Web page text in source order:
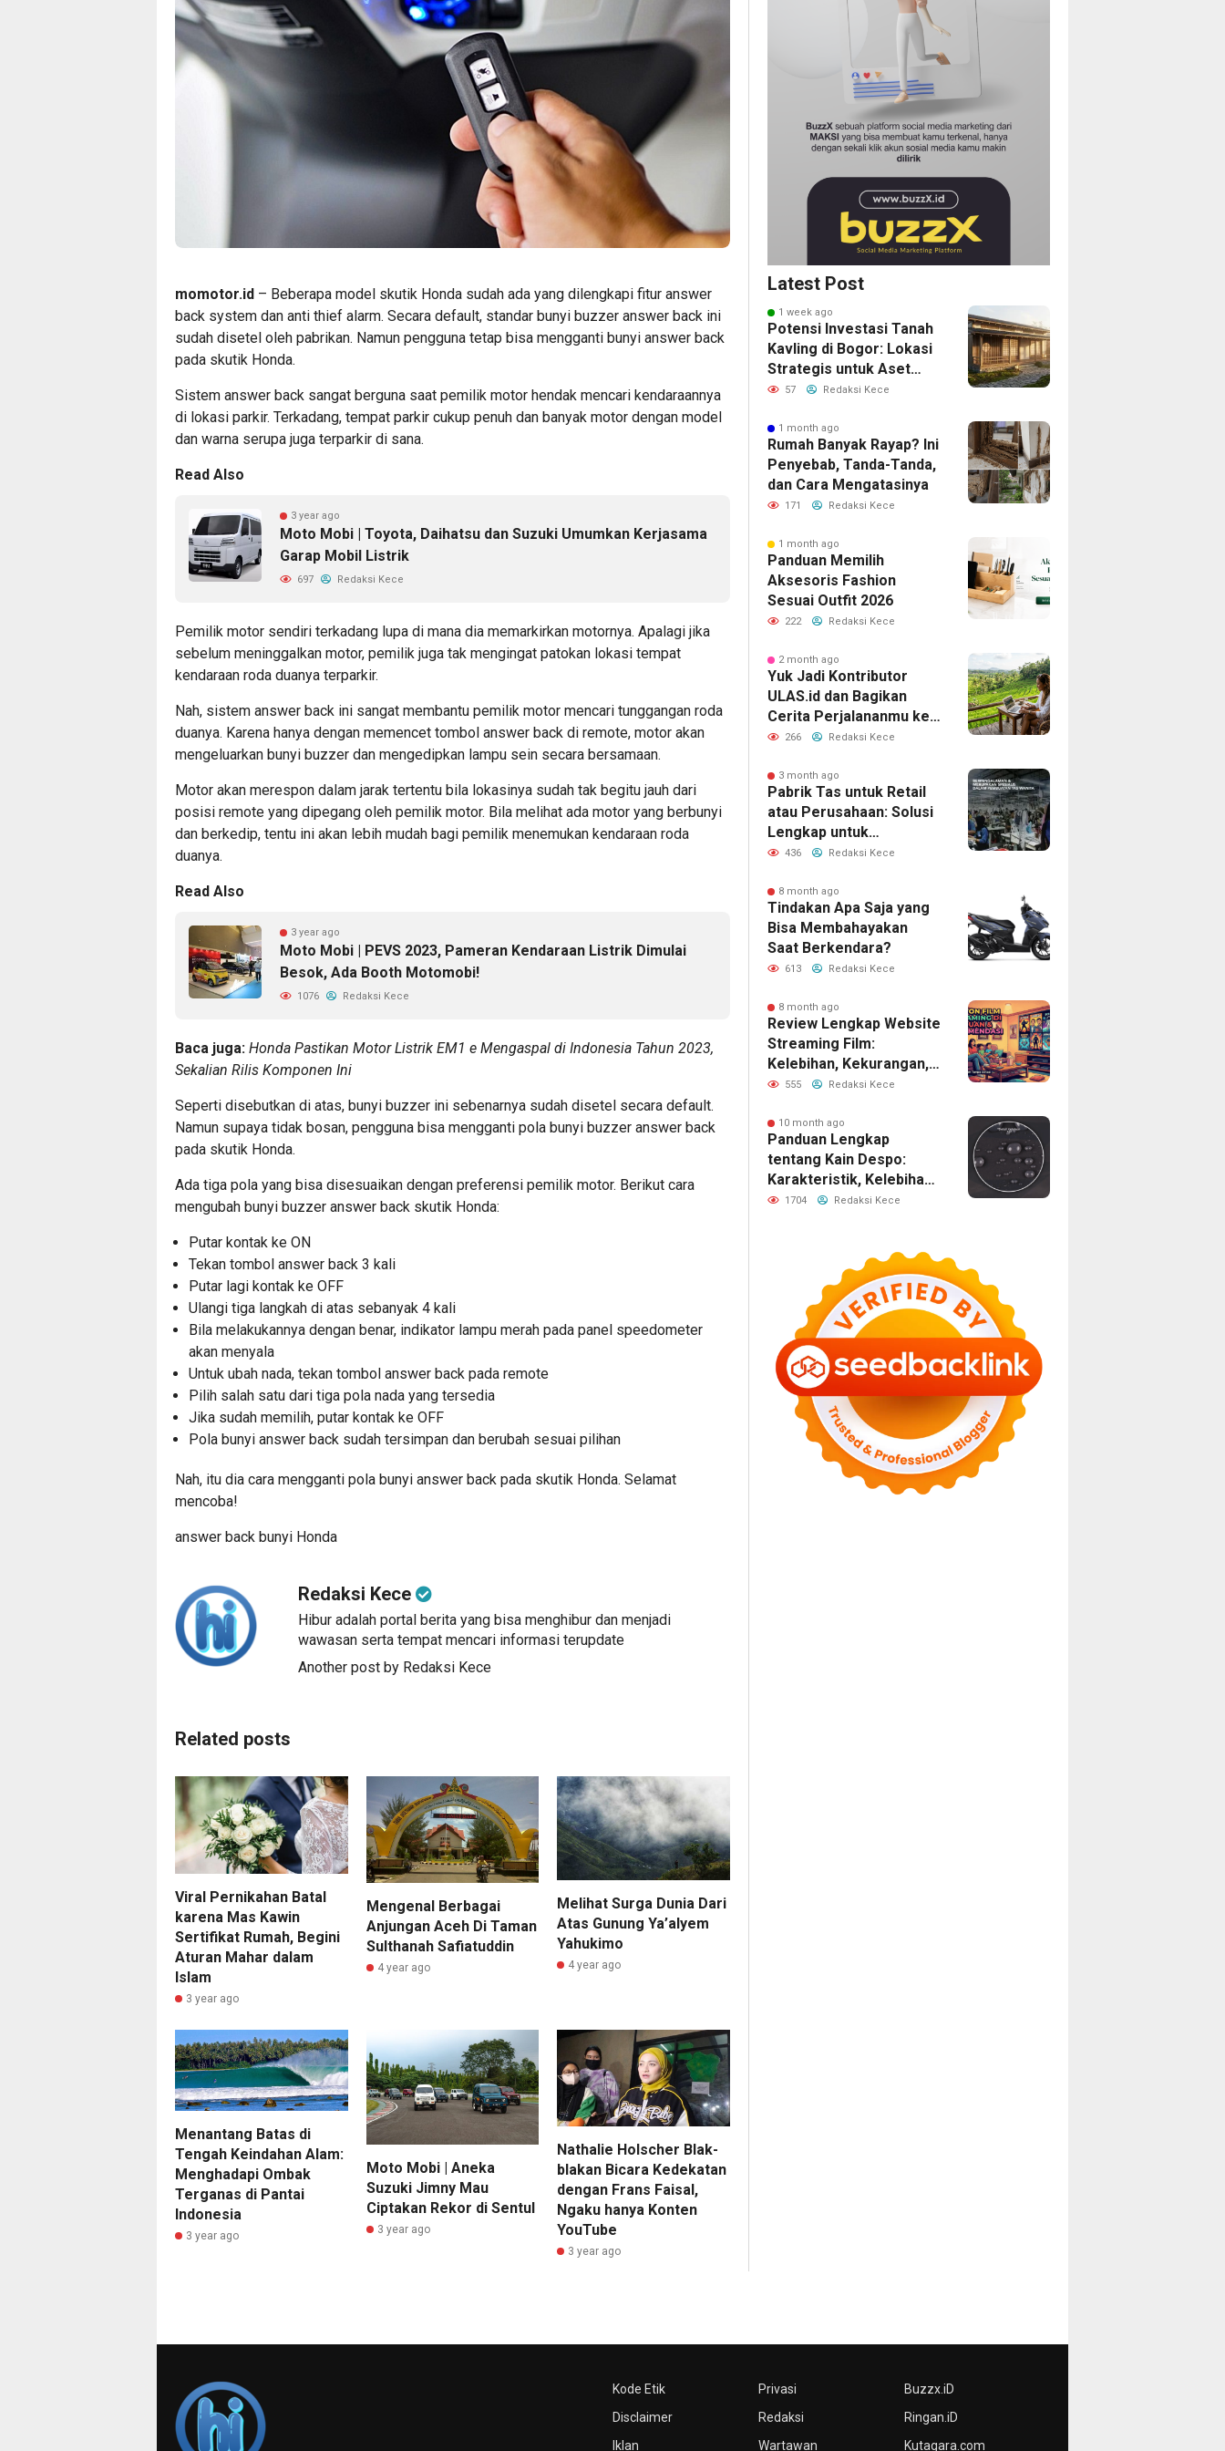
momotor.id – Beberapa model skutik Honda sudah ada yang dilengkapi fitur answer
back system dan anti thief alarm. Secara default, standar bunyi buzzer answer back ini
sudah disetel oleh pabrikan. Namun pengguna tetap bisa mengganti bunyi answer back
pada skutik Honda.
Sistem answer back sangat berguna saat pemilik motor hendak mencari kendaraannya
di lokasi parkir. Terkadang, tempat parkir cukup penuh dan banyak motor dengan model
dan warna serupa juga terparkir di sana.
Read Also
3 year ago
Moto Mobi | Toyota, Daihatsu dan Suzuki Umumkan Kerjasama
Garap Mobil Listrik
697 Redaksi Kece
Pemilik motor sendiri terkadang lupa di mana dia memarkirkan motornya. Apalagi jika
sebelum meninggalkan motor, pemilik juga tak mengingat patokan lokasi tempat
kendaraan roda duanya terparkir.
Nah, sistem answer back ini sangat membantu pemilik motor mencari tunggangan roda
duanya. Karena hanya dengan memencet tombol answer back di remote, motor akan
mengeluarkan bunyi buzzer dan mengedipkan lampu sein secara bersamaan.
Motor akan merespon dalam jarak tertentu bila lokasinya sudah tak begitu jauh dari
posisi remote yang dipegang oleh pemilik motor. Bila melihat ada motor yang berbunyi
dan berkedip, tentu ini akan lebih mudah bagi pemilik menemukan kendaraan roda
duanya.
Read Also
3 year ago
Moto Mobi | PEVS 2023, Pameran Kendaraan Listrik Dimulai
Besok, Ada Booth Motomobi!
1076 Redaksi Kece
Baca juga: Honda Pastikan Motor Listrik EM1 e Mengaspal di Indonesia Tahun 2023,
Sekalian Rilis Komponen Ini
Seperti disebutkan di atas, bunyi buzzer ini sebenarnya sudah disetel secara default.
Namun supaya tidak bosan, pengguna bisa mengganti pola bunyi buzzer answer back
pada skutik Honda.
Ada tiga pola yang bisa disesuaikan dengan preferensi pemilik motor. Berikut cara
mengubah bunyi buzzer answer back skutik Honda:
Putar kontak ke ON
Tekan tombol answer back 3 kali
Putar lagi kontak ke OFF
Ulangi tiga langkah di atas sebanyak 4 kali
Bila melakukannya dengan benar, indikator lampu merah pada panel speedometer
akan menyala
Untuk ubah nada, tekan tombol answer back pada remote
Pilih salah satu dari tiga pola nada yang tersedia
Jika sudah memilih, putar kontak ke OFF
Pola bunyi answer back sudah tersimpan dan berubah sesuai pilihan
Nah, itu dia cara mengganti pola bunyi answer back pada skutik Honda. Selamat
mencoba!
answer back bunyi Honda
Redaksi Kece
Hibur adalah portal berita yang bisa menghibur dan menjadi
wawasan serta tempat mencari informasi terupdate
Another post by Redaksi Kece
Related posts
Viral Pernikahan Batal
karena Mas Kawin
Sertifikat Rumah, Begini
Aturan Mahar dalam
Islam
3 year ago
Mengenal Berbagai
Anjungan Aceh Di Taman
Sulthanah Safiatuddin
4 year ago
Melihat Surga Dunia Dari
Atas Gunung Ya’alyem
Yahukimo
4 year ago
Menantang Batas di
Tengah Keindahan Alam:
Menghadapi Ombak
Terganas di Pantai
Indonesia
3 year ago
Moto Mobi | Aneka
Suzuki Jimny Mau
Ciptakan Rekor di Sentul
3 year ago
Nathalie Holscher Blak-
blakan Bicara Kedekatan
dengan Frans Faisal,
Ngaku hanya Konten
YouTube
3 year ago
Latest Post
1 week ago
Potensi Investasi Tanah
Kavling di Bogor: Lokasi
Strategis untuk Aset
Masa Depan
57 Redaksi Kece
1 month ago
Rumah Banyak Rayap? Ini
Penyebab, Tanda-Tanda,
dan Cara Mengatasinya
171 Redaksi Kece
1 month ago
Panduan Memilih
Aksesoris Fashion
Sesuai Outfit 2026
222 Redaksi Kece
2 month ago
Yuk Jadi Kontributor
ULAS.id dan Bagikan
Cerita Perjalananmu ke
Lebih Banyak Pembaca
266 Redaksi Kece
3 month ago
Pabrik Tas untuk Retail
atau Perusahaan: Solusi
Lengkap untuk
Kebutuhan Bisnis Anda
436 Redaksi Kece
8 month ago
Tindakan Apa Saja yang
Bisa Membahayakan
Saat Berkendara?
613 Redaksi Kece
8 month ago
Review Lengkap Website
Streaming Film:
Kelebihan, Kekurangan,
dan Fitur Unggulan
555 Redaksi Kece
10 month ago
Panduan Lengkap
tentang Kain Despo:
Karakteristik, Kelebihan,
dan Manfaatnya
1704 Redaksi Kece
Kode Etik
Disclaimer
Iklan
Privasi
Redaksi
Wartawan
Buzzx.iD
Ringan.iD
Kutagara.com